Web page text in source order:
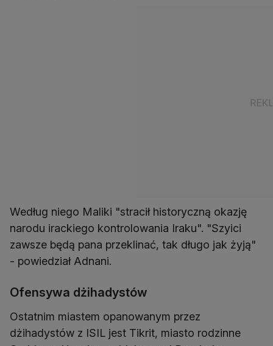
Według niego Maliki "stracił historyczną okazję
narodu irackiego kontrolowania Iraku". "Szyici
zawsze będą pana przeklinać, tak długo jak żyją"
- powiedział Adnani.
Ofensywa dżihadystów
Ostatnim miastem opanowanym przez
dżihadystów z ISIL jest Tikrit, miasto rodzinne